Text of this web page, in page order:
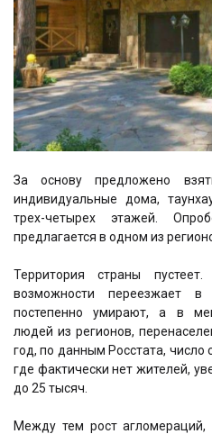
За основу предложено
индивидуальные дома,
трех-четырех этажей.
предлагается в одном из
Территория страны
возможности переезжает
постепенно умирают, а в
людей из регионов,
год, по данным Росстата, число
где фактически нет жителей,
до 25 тысяч.
Между тем рост агломераций,